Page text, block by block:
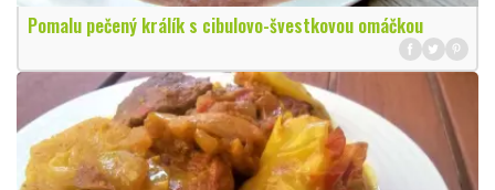
Pomalu pečený králík s cibulovo-švestkovou omáčkou